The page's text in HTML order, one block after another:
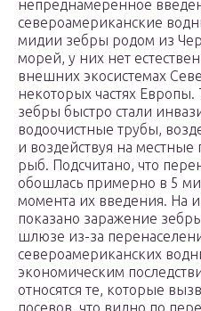
непреднамеренное
североамериканские
мидии зебры родом из
морей, у них нет
внешних экосистемах
некоторых частях
зебры быстро стали
водоочистные трубы,
и воздействуя на
рыб. Подсчитано, что
обошлась примерно в 5
момента их введения. На
показано заражение
шлюзе из-за
североамериканских
экономическим
относятся те, которые
посевов, что видно по